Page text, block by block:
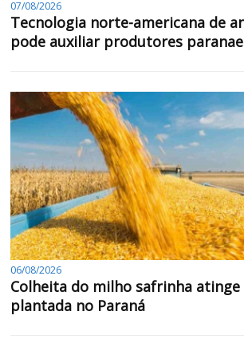
07/08/2026
Tecnologia norte-americana de
pode auxiliar produtores
06/08/2026
Colheita do milho safrinha atinge
plantada no Paraná